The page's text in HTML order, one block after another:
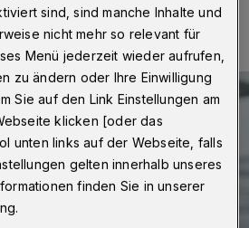
sind, sind manche Inhalte und
nicht mehr so relevant für
Menü jederzeit wieder aufrufen,
zu ändern oder Ihre Einwilligung
Sie auf den Link Einstellungen am
klicken [oder das
unten links auf der Webseite, falls
gelten innerhalb unseres
finden Sie in unserer